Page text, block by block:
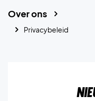
Over ons
Privacybeleid